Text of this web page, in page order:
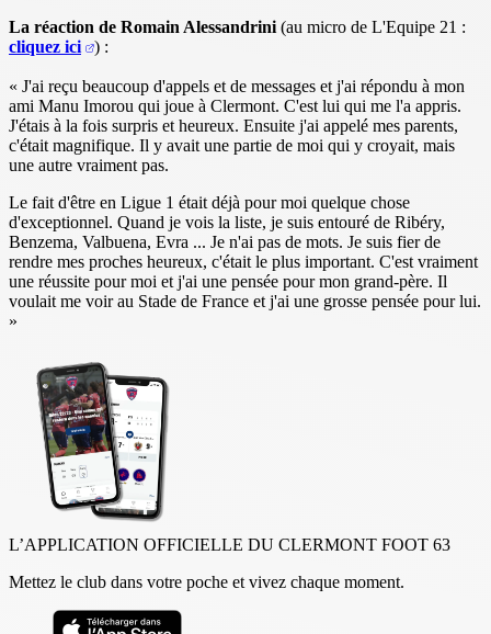
La réaction de Romain Alessandrini (au micro de L'Equipe 21 :
cliquez ici
) :
« J'ai reçu beaucoup d'appels et de messages et j'ai répondu à mon
ami Manu Imorou qui joue à Clermont. C'est lui qui me l'a appris.
J'étais à la fois surpris et heureux. Ensuite j'ai appelé mes parents,
c'était magnifique. Il y avait une partie de moi qui y croyait, mais
une autre vraiment pas.
Le fait d'être en Ligue 1 était déjà pour moi quelque chose
d'exceptionnel. Quand je vois la liste, je suis entouré de Ribéry,
Benzema, Valbuena, Evra ... Je n'ai pas de mots. Je suis fier de
rendre mes proches heureux, c'était le plus important. C'est vraiment
une réussite pour moi et j'ai une pensée pour mon grand-père. Il
voulait me voir au Stade de France et j'ai une grosse pensée pour lui.
»
L’APPLICATION OFFICIELLE DU CLERMONT FOOT 63
Mettez le club dans votre poche et vivez chaque moment.